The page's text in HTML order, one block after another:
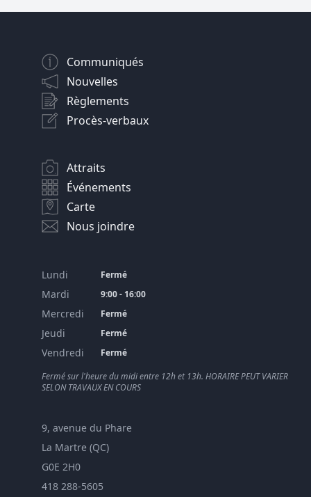
Communiqués
Nouvelles
Règlements
Procès-verbaux
Attraits
Événements
Carte
Nous joindre
Lundi Fermé
Mardi 9:00 - 16:00
Mercredi Fermé
Jeudi Fermé
Vendredi
Fermé
Fermé sur l'heure du midi entre 12h et 13h. HORAIRE PEUT VARIER
SELON TRAVAUX EN COURS
9, avenue du Phare
La Martre (QC)
G0E 2H0
418 288-5605